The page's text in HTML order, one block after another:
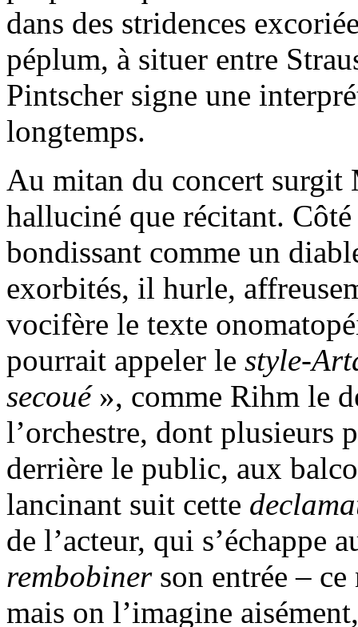
dans des stridences
péplum, à situer entre
Pintscher signe une
longtemps.
Au mitan du concert surgit
halluciné que récitant.
bondissant comme un
exorbités, il hurle,
vocifère le texte
pourrait appeler le style-
secoué», comme Rihm le
l’orchestre, dont plusieurs
derrière le public, aux
lancinant suit cette
de l’acteur, qui s’échappe
rembobiner son entrée –
mais on l’imagine